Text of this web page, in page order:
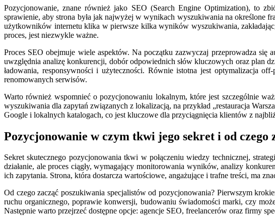
Pozycjonowanie, znane również jako SEO (Search Engine Optimization), to
sprawienie, aby strona była jak najwyżej w wynikach wyszukiwania na określone
użytkowników internetu klika w pierwsze kilka wyników wyszukiwania,
proces, jest niezwykle ważne.
Proces SEO obejmuje wiele aspektów. Na początku zazwyczaj przeprowadza
uwzględnia analizę konkurencji, dobór odpowiednich słów kluczowych oraz plan
ładowania, responsywności i użyteczności. Równie istotna jest optymalizacja
renomowanych serwisów.
Warto również wspomnieć o pozycjonowaniu lokalnym, które jest szczególnie
wyszukiwania dla zapytań związanych z lokalizacją, na przykład „restauracja
Google i lokalnych katalogach, co jest kluczowe dla przyciągnięcia klientów z
Pozycjonowanie w czym tkwi jego sekret i od czego
Sekret skutecznego pozycjonowania tkwi w połączeniu wiedzy technicznej,
działanie, ale proces ciągły, wymagający monitorowania wyników, analizy
ich zapytania. Strona, która dostarcza wartościowe, angażujące i trafne treści, ma
Od czego zacząć poszukiwania specjalistów od pozycjonowania? Pierwszym
ruchu organicznego, poprawie konwersji, budowaniu świadomości marki, czy
Następnie warto przejrzeć dostępne opcje: agencje SEO, freelancerów oraz firmy